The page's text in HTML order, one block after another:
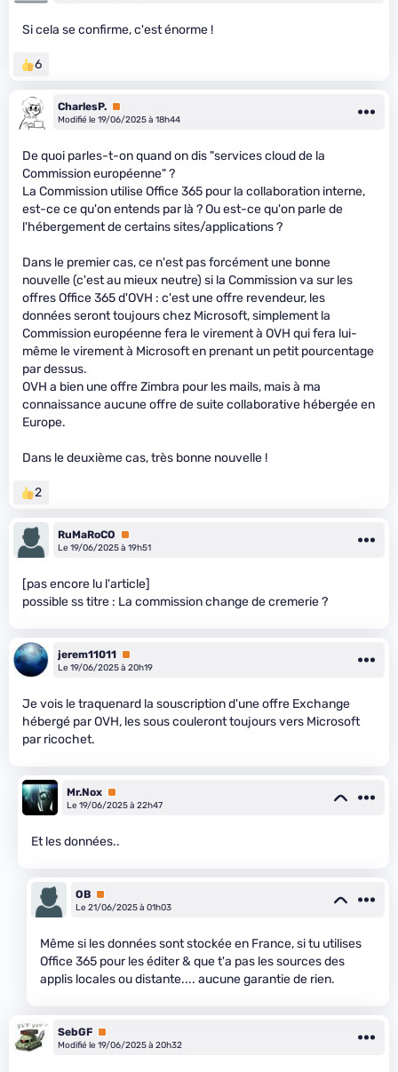
Si cela se confirme, c'est énorme !
6
CharlesP. Premium
Modifié le 19/06/2025 à 18h44
De quoi parles-t-on quand on dis "services cloud de la
Commission européenne" ?
La Commission utilise Office 365 pour la collaboration interne,
est-ce ce qu'on entends par là ? Ou est-ce qu'on parle de
l'hébergement de certains sites/applications ?
Dans le premier cas, ce n'est pas forcément une bonne
nouvelle (c'est au mieux neutre) si la Commission va sur les
offres Office 365 d'OVH : c'est une offre revendeur, les
données seront toujours chez Microsoft, simplement la
Commission européenne fera le virement à OVH qui fera lui-
même le virement à Microsoft en prenant un petit pourcentage
par dessus.
OVH a bien une offre Zimbra pour les mails, mais à ma
connaissance aucune offre de suite collaborative hébergée en
Europe.
Dans le deuxième cas, très bonne nouvelle !
2
RuMaRoCO
Premium
Le 19/06/2025 à 19h51
[pas encore lu l'article]
possible ss titre : La commission change de cremerie ?
jerem11011 Premium
Le 19/06/2025 à 20h19
Je vois le traquenard la souscription d'une offre Exchange
hébergé par OVH, les sous couleront toujours vers Microsoft
par ricochet.
Mr.Nox Premium
Le 19/06/2025 à 22h47
Et les données..
OB Premium
Le 21/06/2025 à 01h03
Même si les données sont stockée en France, si tu utilises
Office 365 pour les éditer & que t'a pas les sources des
applis locales ou distante.... aucune garantie de rien.
SebGF Premium
Modifié le 19/06/2025 à 20h32